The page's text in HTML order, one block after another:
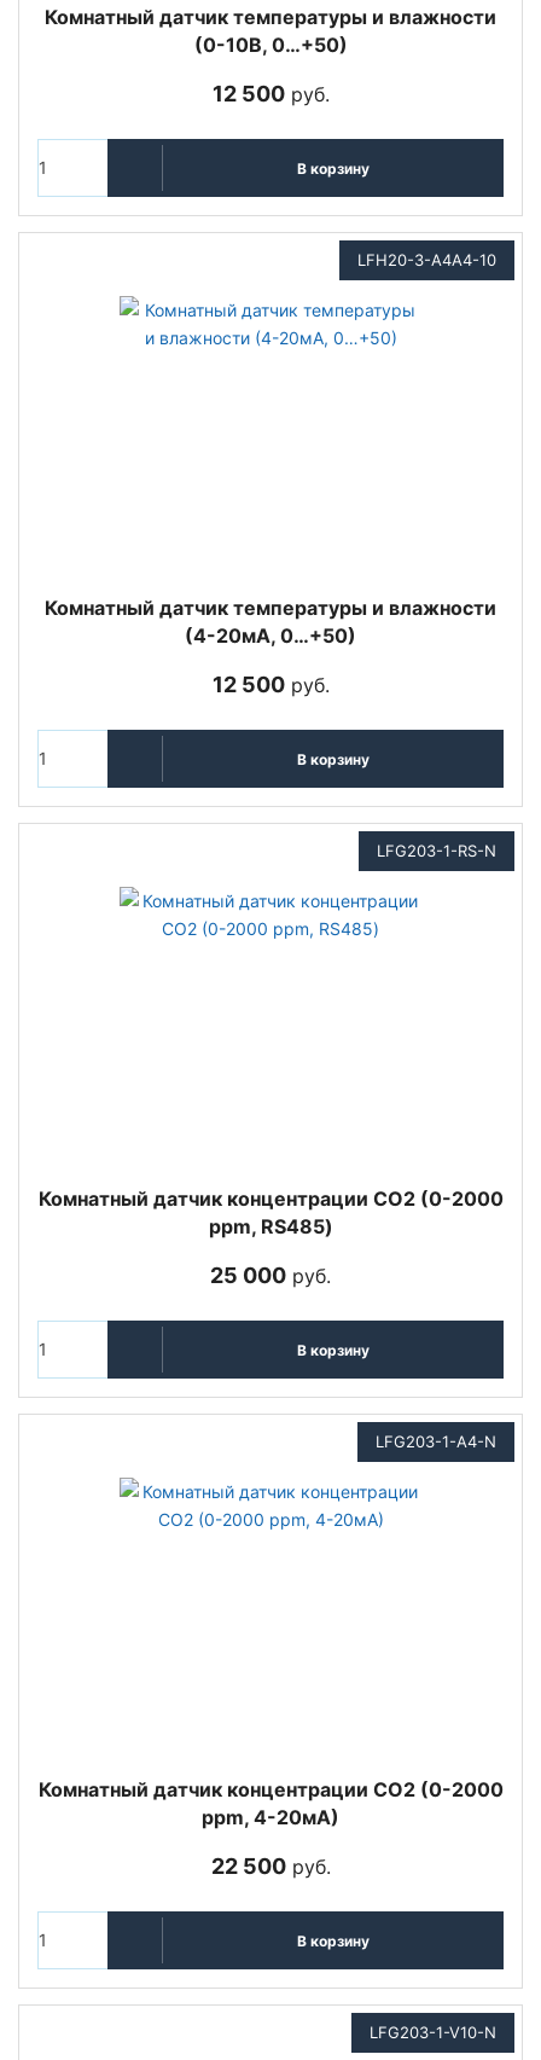
Комнатный датчик температуры и влажности
(0-10В, 0…+50)
12 500руб.
В корзину
LFH20-3-A4A4-10
Комнатный датчик температуры и влажности
(4-20мА, 0…+50)
12 500руб.
В корзину
LFG203-1-RS-N
Комнатный датчик концентрации СО2 (0-2000
ppm, RS485)
25 000 руб.
В корзину
LFG203-1-A4-N
Комнатный датчик концентрации СО2 (0-2000
ppm, 4-20мА)
22 500руб.
В корзину
LFG203-1-V10-N